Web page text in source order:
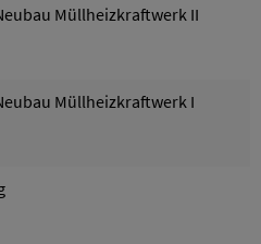
Müllheizkraftwerk II
Müllheizkraftwerk I